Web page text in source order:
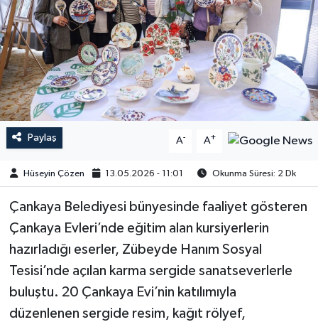
Paylaş A- A+
Hüseyin Çözen 13.05.2026 - 11:01 Okunma Süresi: 2 Dk
​​​​​​Çankaya Belediyesi bünyesinde faaliyet gösteren
Çankaya Evleri’nde eğitim alan kursiyerlerin
hazırladığı eserler, Zübeyde Hanım Sosyal
Tesisi’nde açılan karma sergide sanatseverlerle
buluştu. 20 Çankaya Evi’nin katılımıyla
düzenlenen sergide resim, kağıt rölyef,